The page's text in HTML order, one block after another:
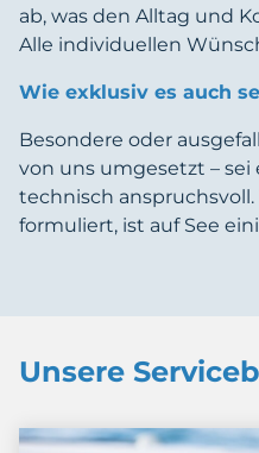
ab, was den Alltag und
Alle individuellen
Wie exklusiv es auch
Besondere oder
von uns umgesetzt – sei
technisch
formuliert, ist auf See
Unsere